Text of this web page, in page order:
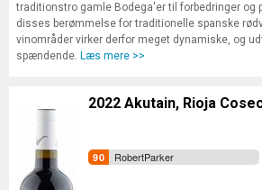
traditionstro gamle Bodega'er til forbedringer og
disses berømmelse for traditionelle spanske
vinområder virker derfor meget dynamiske, og
spændende. Læs mere >>
2022 Akutain, Rioja
RobertParker